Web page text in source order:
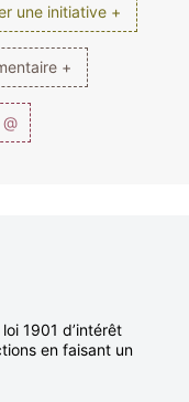
une initiative +
+
@
1901 d’intérêt
en faisant un